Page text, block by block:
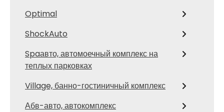
Optimal
ShockAuto
Spaавто, автомоечный комплекс на
теплых парковках
Village, банно-гостиничный комплекс
Абв-авто, автокомплекс